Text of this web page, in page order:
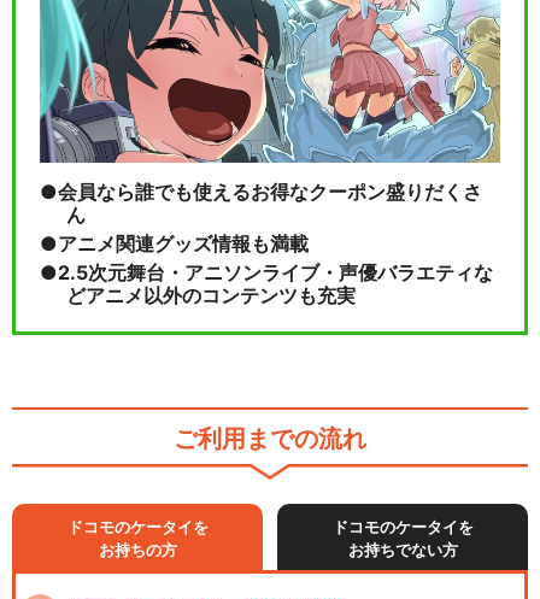
会員なら誰でも使えるお得なクーポン盛りだくさ
ん
アニメ関連グッズ情報も満載
2.5次元舞台・アニソンライブ・声優バラエティな
どアニメ以外のコンテンツも充実
ご利用までの流れ
ドコモのケータイを
お持ちの方
ドコモのケータイを
お持ちでない方